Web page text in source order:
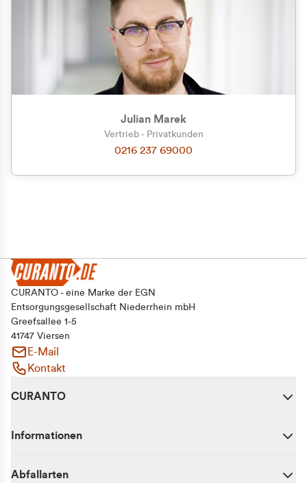
Julian Marek
Vertrieb - Privatkunden
0216 237 69000
CURANTO - eine Marke der EGN
Entsorgungsgesellschaft Niederrhein mbH
Greefsallee 1-5
41747 Viersen
E-Mail
Kontakt
CURANTO
Informationen
Abfallarten